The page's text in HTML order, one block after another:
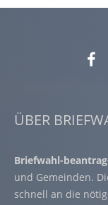
ÜBER
Briefwahl-
und Gemeinden.
schnell an die